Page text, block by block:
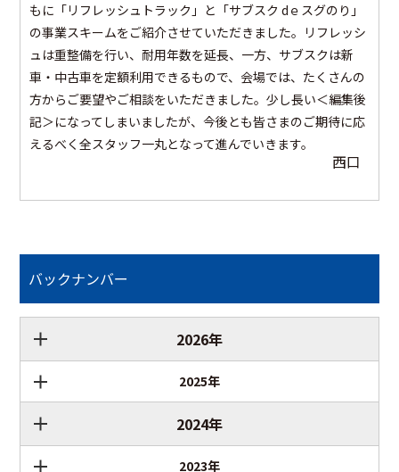
もに「リフレッシュトラック」と「サブスク dｅスグのり」
の事業スキームをご紹介させていただきました。リフレッシ
ュは重整備を行い、耐用年数を延長、一方、サブスクは新
車・中古車を定額利用できるもので、会場では、たくさんの
方からご要望やご相談をいただきました。少し長い＜編集後
記＞になってしまいましたが、今後とも皆さまのご期待に応
えるべく全スタッフ一丸となって進んでいきます。
西口
バックナンバー
2026年
2025年
2024年
2023年